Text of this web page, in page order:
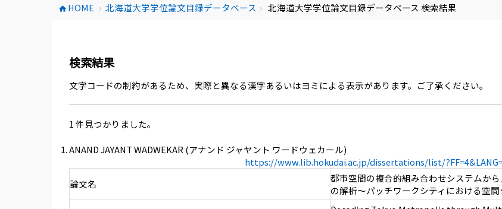
home HOME chevron_right 北海道大学学位論文目録データベース chevron_right 北海道大学学位論文目録データベース 検索結果
検索結果
文字コードの制約があるため、実際と異なる漢字あるいはヨミによる表示があります。ご了承ください。
1 件見つかりました。
ANAND JAYANT WADWEKAR (アナンド ジャヤント ワードウェカール)
https://www.lib.hokudai.ac.jp/dissertations/list/
論文名
都市空間の複合的組み合わせシステムか
の解析～パッチワークシティにおける空